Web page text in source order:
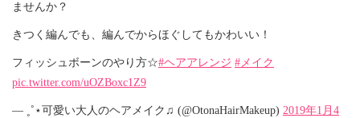
ませんか？
きつく編んでも、編んでからほぐしてもかわいい！
フィッシュボーンのやり方☆#ヘアアレンジ #メイク
pic.twitter.com/uOZBoxc1Z9
— ˳˚⋆可愛い大人のヘアメイク♫ (@OtonaHairMakeup) 2019年1月4